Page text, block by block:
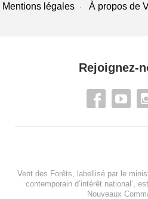
Mentions légales À propos de
Rejoignez-
Vent des Forêts, labellisé par le
contemporain d’intérêt national’,
Nouveaux